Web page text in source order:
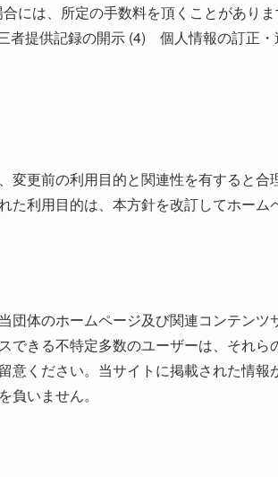
には、所定の手数料を頂くことがあり
提供記録の開示 (4) 個人情報の訂正
更前の利用目的と関連性を有すると合
利用目的は、本方針を改訂してホーム
団体のホームページ及び関連コンテンツ
できる不特定多数のユーザーは、それら
意ください。当サイトに掲載された情報
いません。